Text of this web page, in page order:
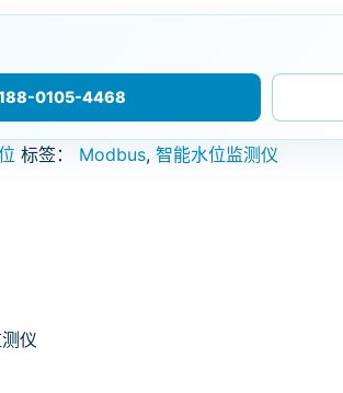
0105-4468
标签： Modbus, 智能水位监测仪
仪